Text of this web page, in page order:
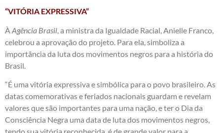
“VITÓRIA EXPRESSIVA”
À Agência Brasil , a ministra da Igualdade Racial, Anielle Franco,
celebrou a aprovação do projeto. Para ela, simboliza a
importância da luta dos movimentos negros para a história do
Brasil.
“É uma vitória expressiva e simbólica para o povo brasileiro. As
datas comemorativas e feriados nacionais guardam e revelam
valores que são importantes para uma nação, e ter o Dia da
Consciência Negra uma data de luta dos movimentos negros,